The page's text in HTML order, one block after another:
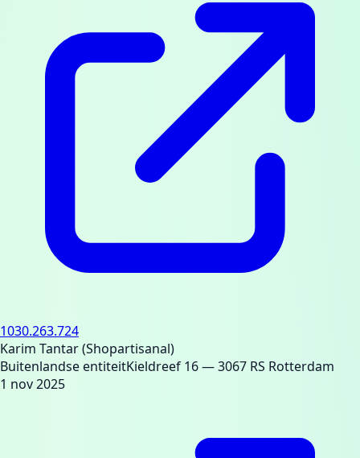
1030.263.724
Karim Tantar (Shopartisanal)
Buitenlandse entiteitKieldreef 16— 3067 RS Rotterdam
1 nov 2025